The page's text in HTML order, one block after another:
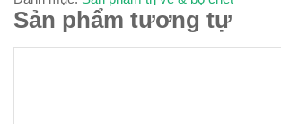
Sản phẩm tương tự